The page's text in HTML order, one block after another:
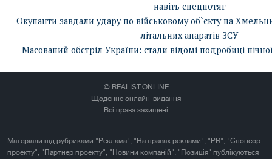
навіть спецпотяг
Окупанти завдали удару по військовому об`єкту на
літальних апаратів ЗСУ
Масований обстріл України: стали відомі подробиці
© REALIST.ONLINE
Щоденне онлайн-видання
Всі права захищені
Матеріали під рубриками "Реклама", "На правах реклами", "PR", "Спонсор
проекту", "Партнер проекту", "Новини компаній", "Позиція" публікуються